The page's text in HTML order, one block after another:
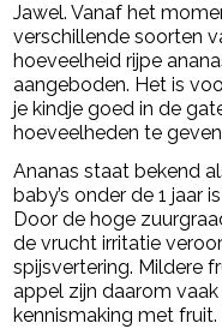
Jawel. Vanaf het
verschillende soorten
hoeveelheid rijpe
aangeboden. Het is
je kindje goed in de
hoeveelheden te
Ananas staat bekend
baby’s onder de 1 jaar
Door de hoge
de vrucht irritatie
spijsvertering. Mildere
appel zijn daarom
kennismaking met fruit.